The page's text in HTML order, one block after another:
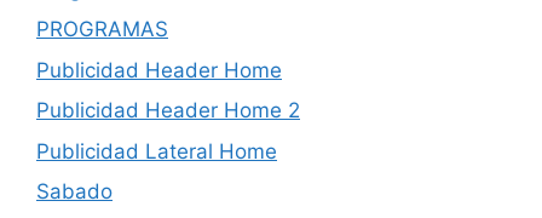
PROGRAMAS
Publicidad Header Home
Publicidad Header Home 2
Publicidad Lateral Home
Sabado